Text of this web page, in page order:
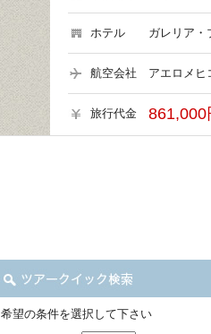
ホテル ガレリア・
航空会社 アエロメヒ
旅行代金 861,000
希望の条件を選択して下さい